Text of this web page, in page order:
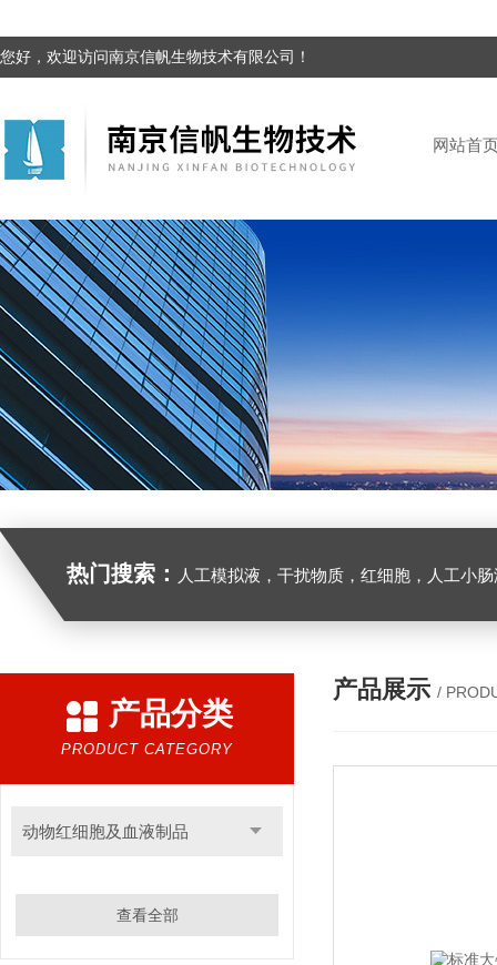
您好，欢迎访问南京信帆生物技术有限公司！
网站首
热门搜索： 人工模拟液，干扰物质，红细胞，人工小
产品分类
PRODUCT CATEGORY
动物红细胞及血液制品
查看全部
产品展示 /